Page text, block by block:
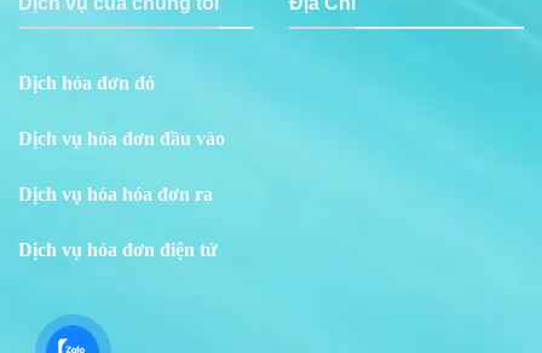
Dịch hóa đơn đỏ
Dịch vụ hóa đơn đầu vào
Dịch vụ hóa hóa đơn ra
Dịch vụ hóa đơn điện tử